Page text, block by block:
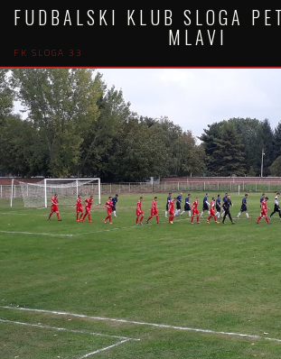
SkipFUDBALSKI KLUB SLOGA
MLAVI
FK SLOGA 33